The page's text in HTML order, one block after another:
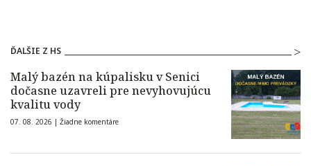
ĎALŠIE Z HS
Malý bazén na kúpalisku v Senici
dočasne uzavreli pre nevyhovujúcu
kvalitu vody
07. 08. 2026 | Žiadne komentáre